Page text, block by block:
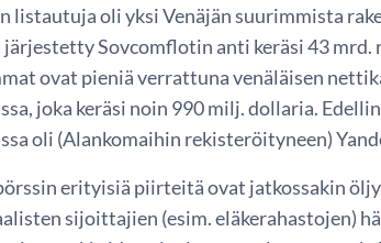
listautuja oli yksi Venäjän suurimmista
järjestetty Sovcomflotin anti keräsi 43 mrd.
ovat pieniä verrattuna venäläisen
joka keräsi noin 990 milj. dollaria.
oli (Alankomaihin rekisteröityneen)
erityisiä piirteitä ovat jatkossakin
sijoittajien (esim. eläkerahastojen)